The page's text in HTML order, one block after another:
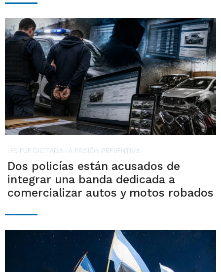
LES FUE DICTADA LA PRISIÓN PREVENTIVA
Dos policías están acusados de
integrar una banda dedicada a
comercializar autos y motos robados